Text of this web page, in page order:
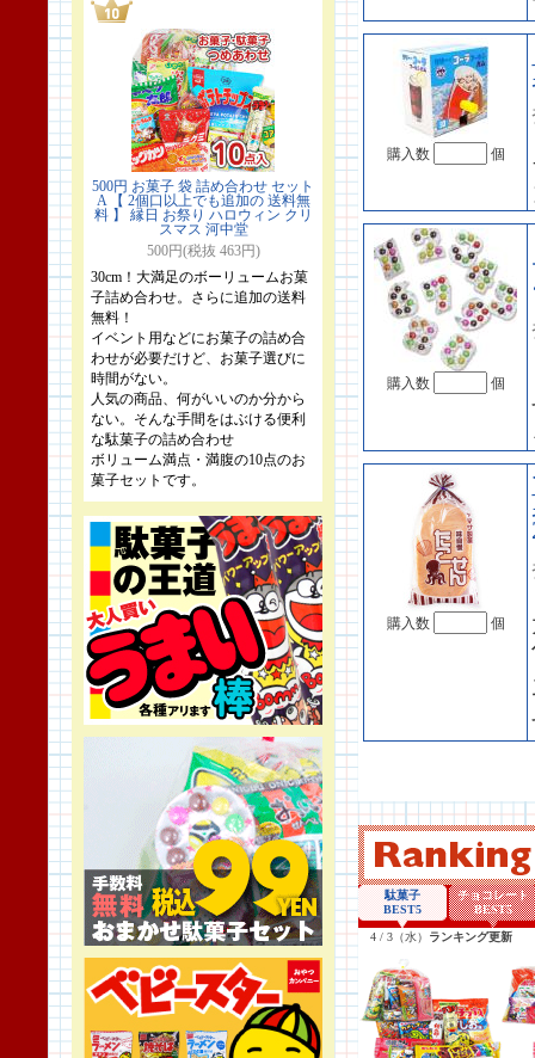
500円 お菓子 袋 詰め合わせ セット
A 【 2個口以上でも追加の 送料無
料 】 縁日 お祭り ハロウィン クリ
スマス 河中堂
500円(税抜 463円)
30cm！大満足のボーリュームお菓
子詰め合わせ。さらに追加の送料
無料！
イベント用などにお菓子の詰め合
わせが必要だけど、お菓子選びに
時間がない。
人気の商品、何がいいのか分から
ない。そんな手間をはぶける便利
な駄菓子の詰め合わせ
ボリューム満点・満腹の10点のお
菓子セットです。
購入数 個
購入数 個
購入数 個